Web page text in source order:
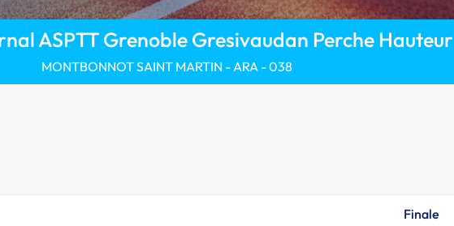
ASPTT Grenoble Gresivaudan Perche Hauteur
MONTBONNOT SAINT MARTIN - ARA - 038
Finale